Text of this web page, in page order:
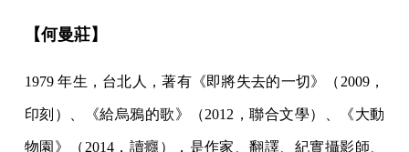
【何曼莊】
1979 年生，台北人，著有《即將失去的一切》（2009，
印刻）、《給烏鴉的歌》（2012，聯合文學）、《大動
物園》（2014，讀癮），是作家、翻譯、紀實攝影師、